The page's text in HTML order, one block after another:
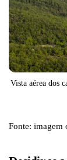
Vista aérea dos
Fonte: